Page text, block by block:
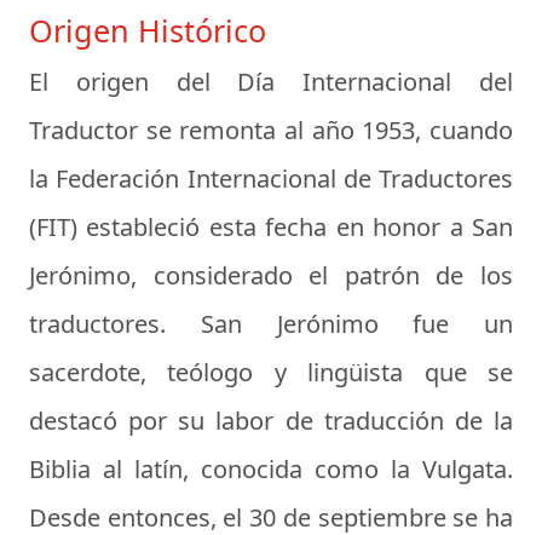
Origen Histórico
El origen del Día Internacional del
Traductor se remonta al año 1953, cuando
la Federación Internacional de Traductores
(FIT) estableció esta fecha en honor a San
Jerónimo, considerado el patrón de los
traductores. San Jerónimo fue un
sacerdote, teólogo y lingüista que se
destacó por su labor de traducción de la
Biblia al latín, conocida como la Vulgata.
Desde entonces, el 30 de septiembre se ha